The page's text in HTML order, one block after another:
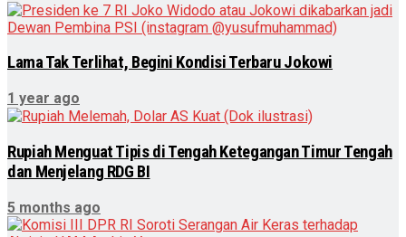
Lama Tak Terlihat, Begini Kondisi Terbaru Jokowi
1 year ago
Rupiah Menguat Tipis di Tengah Ketegangan Timur Tengah
dan Menjelang RDG BI
5 months ago